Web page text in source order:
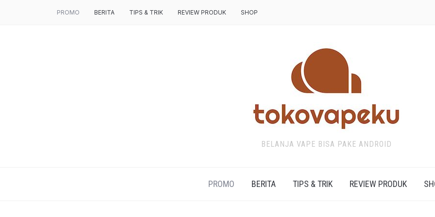
PROMO BERITA TIPS & TRIK REVIEW PRODUK SHOP
BELANJA VAPE BISA PAKE ANDROID
PROMO BERITA TIPS & TRIK REVIEW PRODUK